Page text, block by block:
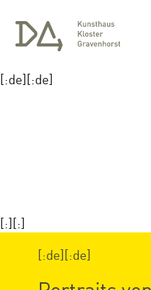
[:de][:de]
[:][:]
[:de][:de]